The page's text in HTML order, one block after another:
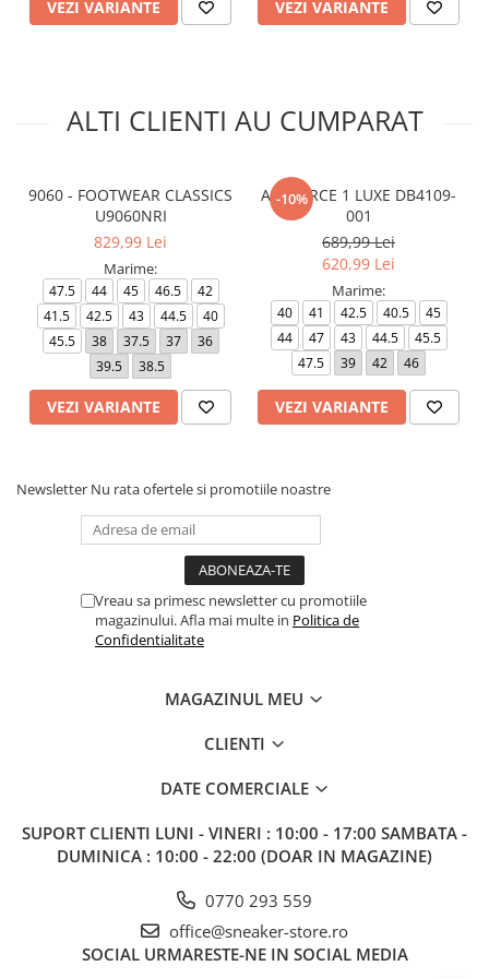
VEZI VARIANTE VEZI VARIANTE
ALTI CLIENTI AU CUMPARAT
9060 - FOOTWEAR CLASSICS
U9060NRI
829,99 Lei
Marime:
47.5 44 45 46.5
42
41.5
42.5 43 44.5
40
45.5
38 37.5 37
36
39.5
38.5
VEZI VARIANTE
-10%
AIR FORCE 1 LUXE DB4109-
001
689,99 Lei
620,99 Lei
Marime:
40 41 42.5 40.5
45
44
47 43 44.5
45.5
47.5
39 42 46
VEZI VARIANTE
Newsletter Nu rata ofertele si promotiile noastre
Vreau sa primesc newsletter cu promotiile
magazinului. Afla mai multe in Politica de
Confidentialitate
MAGAZINUL MEU
CLIENTI
DATE COMERCIALE
SUPORT CLIENTI LUNI - VINERI : 10:00 - 17:00 SAMBATA -
DUMINICA : 10:00 - 22:00 (DOAR IN MAGAZINE)
0770 293 559
office@sneaker-store.ro
SOCIAL URMARESTE-NE IN SOCIAL MEDIA